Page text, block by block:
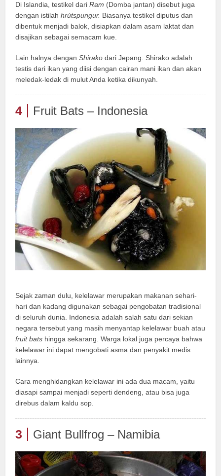
Di Islandia, testikel dariRam (Domba jantan) disebut juga
dengan istilahhrútspungur. Biasanya testikel diputus dan
dibentuk menjadi balok, disiapkan dalam asam laktat dan
disajikan sebagai semacam kue.
Lain halnya denganShirakodari Jepang. Shirako adalah
testis dari ikan yang diisi dengan cairan mani ikan dan akan
meledak-ledak di mulut Anda ketika dikunyah.
4 Fruit Bats – Indonesia
Sejak zaman dulu, kelelawar merupakan makanan sehari-
hari dan kadang digunakan sebagai pengobatan tradisional
di seluruh dunia. Indonesia adalah salah satu dari sekian
negara tersebut yang masih menyantap kelelawar buah atau
fruit bats hingga sekarang. Warga lokal juga percaya bahwa
kelelawar ini dapat mengobati asma dan penyakit medis
lainnya.
Cara menghidangkan kelelawar ini ada dua macam, yaitu
diasapi sampai menjadi seperti dendeng, atau bisa juga
direbus dalam kaldu sop.
3 Giant Bullfrog – Namibia